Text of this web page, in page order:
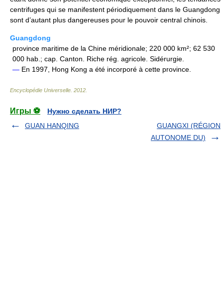
centrifuges qui se manifestent périodiquement dans le Guangdong
sont d’autant plus dangereuses pour le pouvoir central chinois.
Guangdong
province maritime de la Chine méridionale; 220 000 km²; 62 530
000 hab.; cap. Canton. Riche rég. agricole. Sidérurgie.
— En 1997, Hong Kong a été incorporé à cette province.
Encyclopédie Universelle 2012
Игры ⚽
Нужно сделать НИР?
GUAN HANQING
GUANGXI (RÉGION
AUTONOME DU)